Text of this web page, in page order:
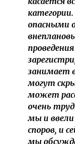
опасными
занимает
могут
может
очень
мы и
споров, и
мы